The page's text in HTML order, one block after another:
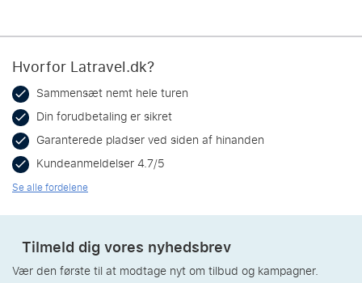
Hvorfor Latravel.dk?
Sammensæt nemt hele turen
Din forudbetaling er sikret
Garanterede pladser ved siden af hinanden
Kundeanmeldelser 4.7/5
Se alle fordelene
Tilmeld dig vores nyhedsbrev
Vær den første til at modtage nyt om tilbud og kampagner.